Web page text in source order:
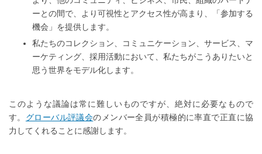
ーとの間で、より可視性とアクセス性が高まり、「参加する
機会」を提供します。
私たちのコレクション、コミュニケーション、サービス、マ
ーケティング、採用活動において、私たちがこうありたいと
思う世界をモデル化します。
このような議論は常に難しいものですが、絶対に必要なもので
す。 グローバル評議会のメンバー全員が積極的に率直で正直に協
力してくれることに感謝します。